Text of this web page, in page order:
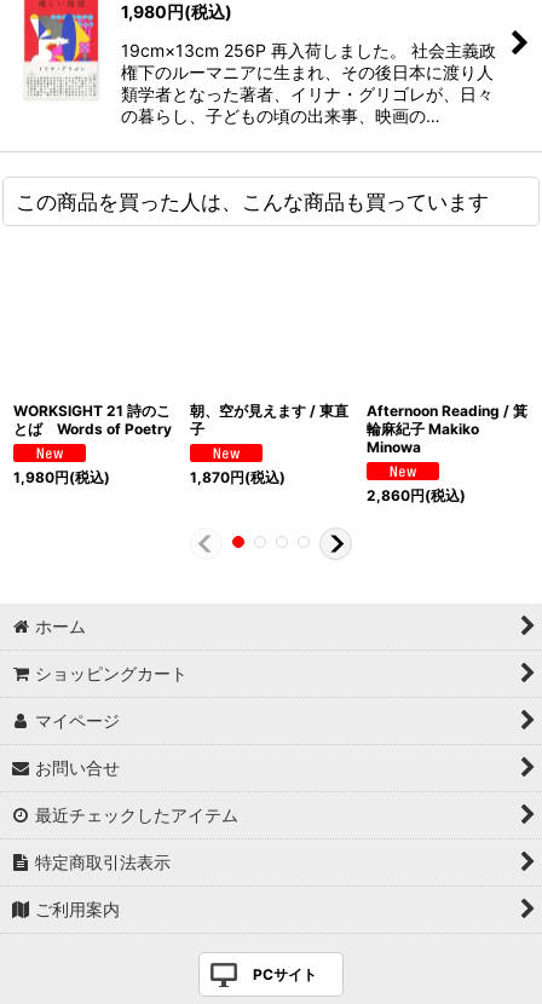
1,980円(税込)
19cm×13cm 256P 再入荷しました。 社会主義政
権下のルーマニアに生まれ、その後日本に渡り人
類学者となった著者、イリナ・グリゴレが、日々
の暮らし、子どもの頃の出来事、映画の…
この商品を買った人は、こんな商品も買っています
WORKSIGHT 21 詩のこ
とば Words of Poetry
1,980円(税込)
朝、空が見えます / 東直
子
1,870円(税込)
Afternoon Reading / 箕
輪麻紀子 Makiko
Minowa
2,860円(税込)
ホーム
ショッピングカート
マイページ
お問い合せ
最近チェックしたアイテム
特定商取引法表示
ご利用案内
PCサイト